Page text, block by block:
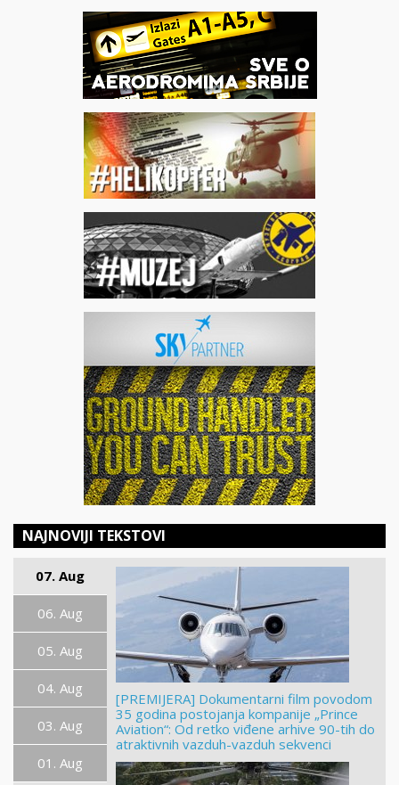
NAJNOVIJI TEKSTOVI
07. Aug
06. Aug
05. Aug
04. Aug
03. Aug
01. Aug
[PREMIJERA] Dokumentarni film povodom
35 godina postojanja kompanije „Prince
Aviation“: Od retko viđene arhive 90-tih do
atraktivnih vazduh-vazduh sekvenci